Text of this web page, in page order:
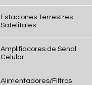
Estaciones Terrestres
Satelitales
Amplifiacores de Senal
Celular
Alimentadores/Filtros